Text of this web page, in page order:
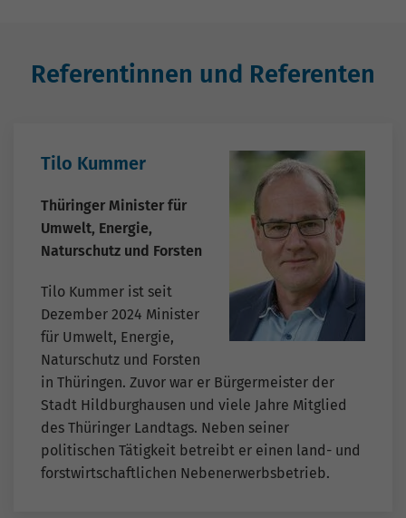
Referentinnen und Referenten
Tilo Kummer
Thüringer Minister für
Umwelt, Energie,
Naturschutz und Forsten
Tilo Kummer ist seit
Dezember 2024 Minister
für Umwelt, Energie,
Naturschutz und Forsten
in Thüringen. Zuvor war er Bürgermeister der
Stadt Hildburghausen und viele Jahre Mitglied
des Thüringer Landtags. Neben seiner
politischen Tätigkeit betreibt er einen land- und
forstwirtschaftlichen Nebenerwerbsbetrieb.